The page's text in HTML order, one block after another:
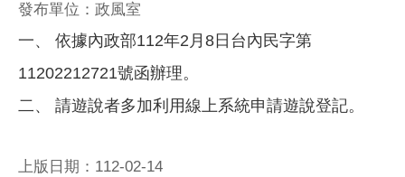
發布單位：政風室
一、 依據內政部112年2月8日台內民字第
11202212721號函辦理。
二、 請遊說者多加利用線上系統申請遊說登記。
上版日期：112-02-14